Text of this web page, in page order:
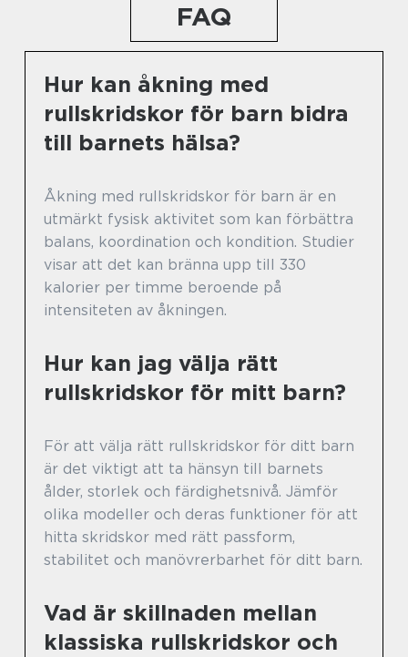
FAQ
Hur kan åkning med
rullskridskor för barn bidra
till barnets hälsa?
Åkning med rullskridskor för barn är en
utmärkt fysisk aktivitet som kan förbättra
balans, koordination och kondition. Studier
visar att det kan bränna upp till 330
kalorier per timme beroende på
intensiteten av åkningen.
Hur kan jag välja rätt
rullskridskor för mitt barn?
För att välja rätt rullskridskor för ditt barn
är det viktigt att ta hänsyn till barnets
ålder, storlek och färdighetsnivå. Jämför
olika modeller och deras funktioner för att
hitta skridskor med rätt passform,
stabilitet och manövrerbarhet för ditt barn.
Vad är skillnaden mellan
klassiska rullskridskor och